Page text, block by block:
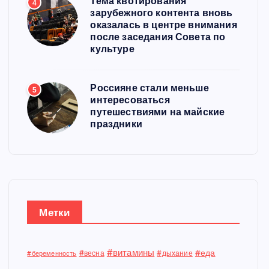
4
зарубежного контента вновь
оказалась в центре внимания
после заседания Совета по
культуре
5
Россияне стали меньше
интересоваться
путешествиями на майские
праздники
Метки
#беременность #весна #витамины #дыхание #еда